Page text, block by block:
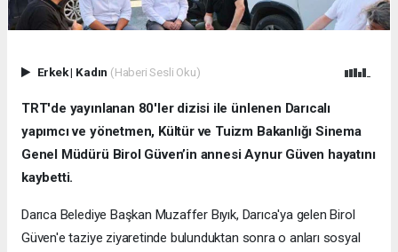
Erkek| Kadın (Haberi Sesli Oku)
TRT'de yayınlanan 80'ler dizisi ile ünlenen Darıcalı
yapımcı ve yönetmen, Kültür ve Tuizm Bakanlığı Sinema
Genel Müdürü Birol Güven’in annesi Aynur Güven hayatını
kaybetti.
Darıca Belediye Başkan Muzaffer Bıyık, Darıca'ya gelen Birol
Güven'e taziye ziyaretinde bulunduktan sonra o anları sosyal